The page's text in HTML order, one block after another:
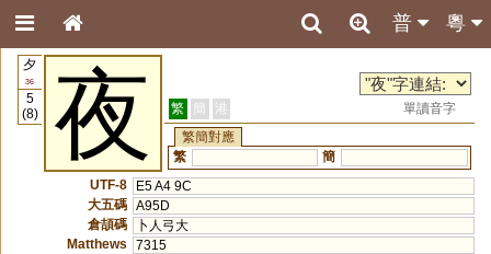
粵
普
夕
36
5
(8)
夜 繁 簡 港
單讀音字
繁簡對應
繁
簡
UTF-8
E5 A4 9C
大五碼 A95D
倉頡碼
卜人弓大
Matthews
7315